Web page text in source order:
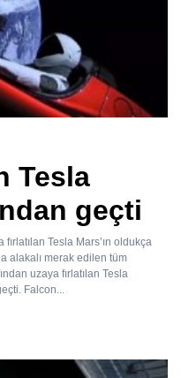
Tesla
geçti
Tesla Mars’ın oldukça
alakalı merak edilen tüm
uzaya fırlatılan Tesla
Falcon...